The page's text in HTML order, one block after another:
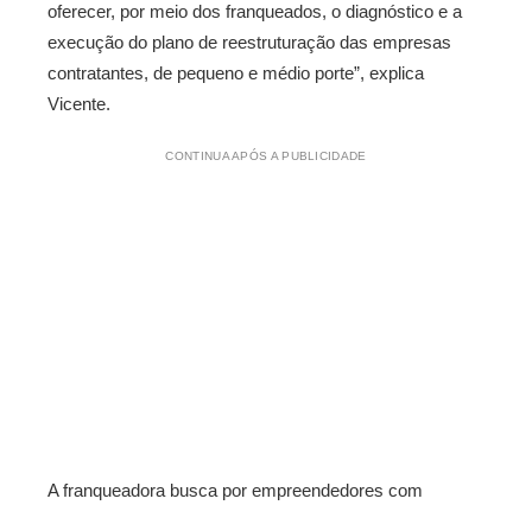
oferecer, por meio dos franqueados, o diagnóstico e a
execução do plano de reestruturação das empresas
contratantes, de pequeno e médio porte”, explica
Vicente.
CONTINUA APÓS A PUBLICIDADE
A franqueadora busca por empreendedores com